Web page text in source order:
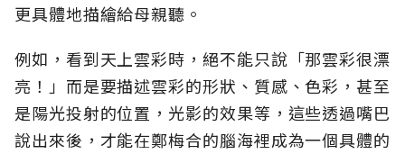
更具體地描繪給母親聽。
例如，看到天上雲彩時，絕不能只說「那雲彩很漂
亮！」而是要描述雲彩的形狀、質感、色彩，甚至
是陽光投射的位置，光影的效果等，這些透過嘴巴
說出來後，才能在鄭梅合的腦海裡成為一個具體的